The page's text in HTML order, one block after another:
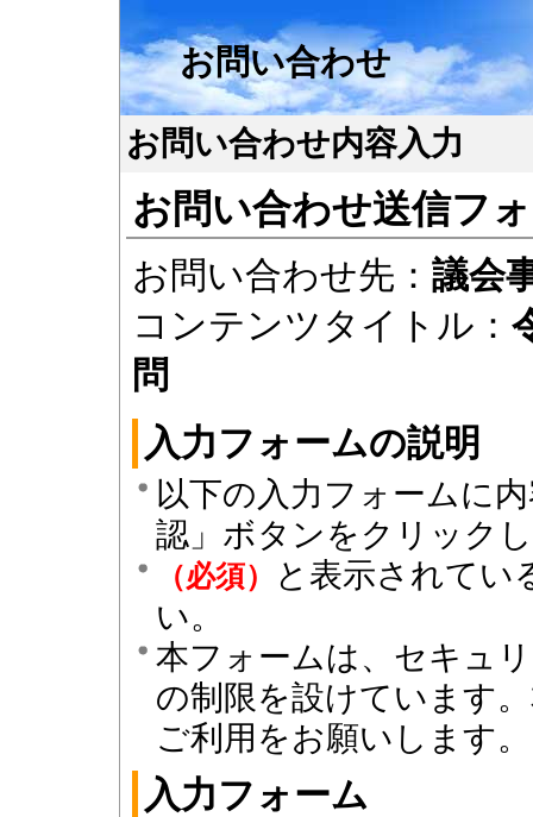
お問い合わせ
お問い合わせ内容入力
お問い合わせ送信フ
お問い合わせ先： 議会
コンテンツタイトル：
問
入力フォームの説明
以下の入力フォームに
認」ボタンをクリック
（必須）
と表示されてい
い。
本フォームは、セキュ
の制限を設けています
ご利用をお願いします。
入力フォーム